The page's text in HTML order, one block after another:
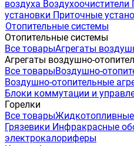
воздуха Воздухоочистители
установки Приточные
Отопительные системы
Отопительные системы
Все товарыАгрегаты
Агрегаты воздушно-
Все товарыВоздушно-
Воздушно-отопительные
Блоки коммутации и
Горелки
Все товарыЖидкотопливные
Грязевики Инфракрасные
электрокалориферы